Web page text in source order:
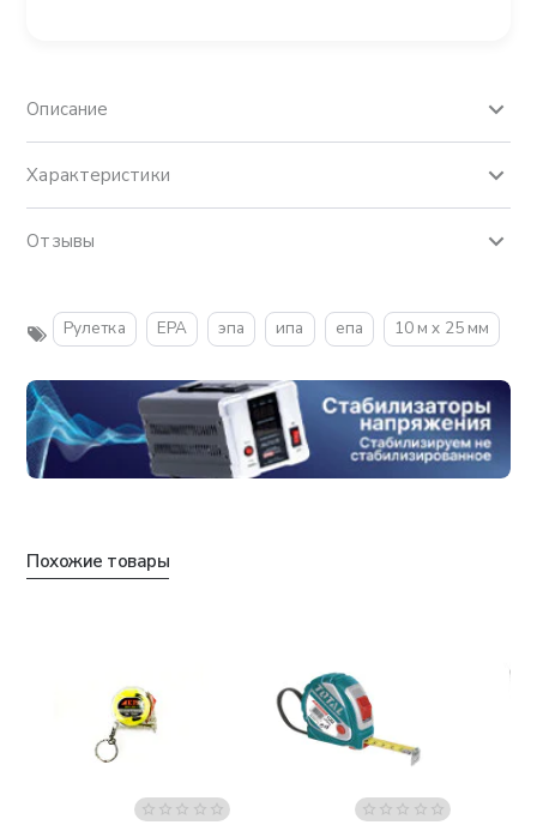
Описание
Характеристики
Отзывы
Рулетка EPA эпа ипа епа 10 м x 25 мм
Похожие товары